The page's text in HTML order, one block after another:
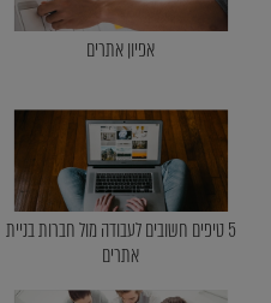
אפיון אתרים
5 טיפים חשובים לעבודה מול חברות בניית
אתרים